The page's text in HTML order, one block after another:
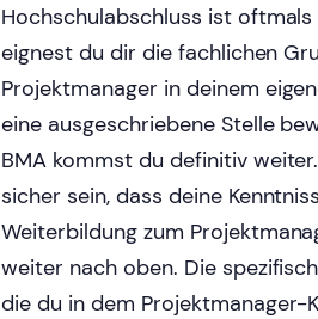
Hochschulabschluss ist
eignest du dir die fachlichen
Projektmanager in deinem
eine ausgeschriebene Stelle
BMA kommst du definitiv
sicher sein, dass deine
Weiterbildung zum
weiter nach oben. Die
die du in dem Projektmanager-